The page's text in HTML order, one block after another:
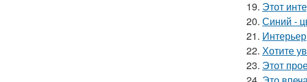
19. Этот
20. Синий -
21.
22. Хотите
23. Этот